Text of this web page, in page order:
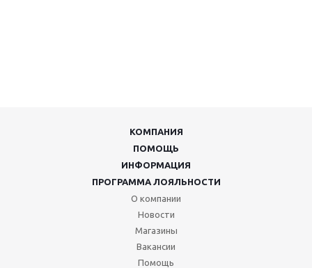
КОМПАНИЯ
ПОМОЩЬ
ИНФОРМАЦИЯ
ПРОГРАММА ЛОЯЛЬНОСТИ
О компании
Новости
Магазины
Вакансии
Помощь